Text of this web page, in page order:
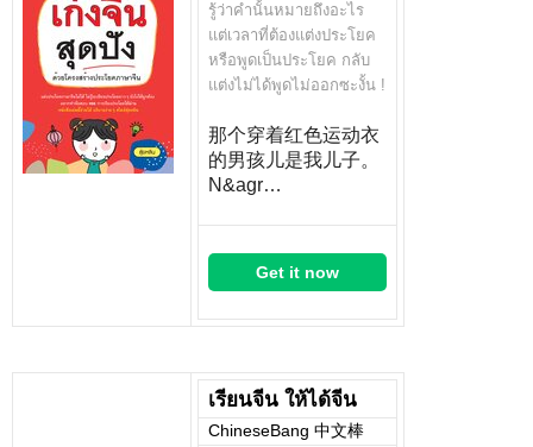
รู้ว่าคำนั้นหมายถึงอะไร
แต่เวลาที่ต้องแต่งประโยค
หรือพูดเป็นประโยค กลับ
แต่งไม่ได้พูดไม่ออกซะงั้น !
那个穿着红色运动衣
的男孩儿是我儿子。
N&agr…
Get it now
เรียนจีน ให้ได้จีน
ChineseBang 中文棒